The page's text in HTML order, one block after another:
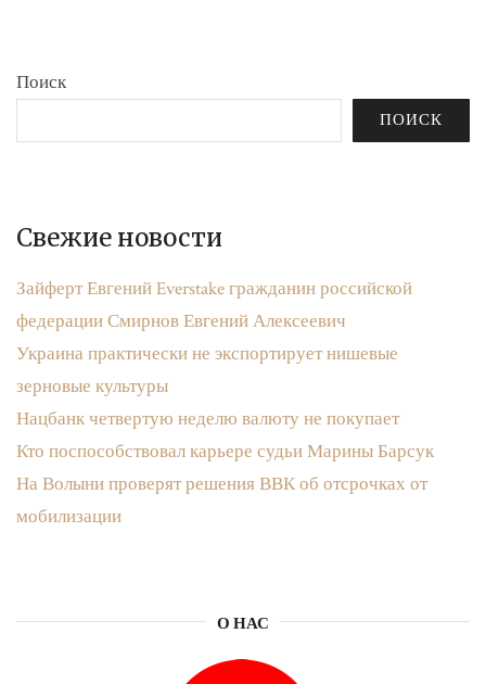
Поиск
ПОИСК
Свежие новости
Зайферт Евгений Everstake гражданин российской
федерации Смирнов Евгений Алексеевич
Украина практически не экспортирует нишевые
зерновые культуры
Нацбанк четвертую неделю валюту не покупает
Кто поспособствовал карьере судьи Марины Барсук
На Волыни проверят решения ВВК об отсрочках от
мобилизации
О НАС